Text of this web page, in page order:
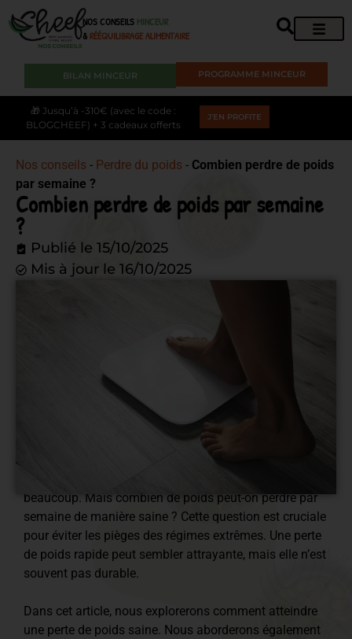
NOS CONSEILS MINCEUR
&RÉÉQUILIBRAGE ALIMENTAIRE
PROGRAMME MINCEUR
BILAN MINCEUR
🎁 Jusqu’à -310€ (avec le code :
BLOGCHEEF) + 3 cadeaux offerts
J'EN PROFITE
Nos conseils - Perdre du poids - Combien perdre de poids
par semaine ?
Combien perdre de poids par semaine
?
Publié le 15/10/2025
Mis à jour le 16/10/2025
beaucoup. Mais combien de poids peut-on perdre par
semaine de manière saine ? Cette question est cruciale
pour éviter les pièges des régimes extrêmes. Une perte
de poids rapide peut sembler attrayante, mais elle n’est
souvent pas durable.
Dans cet article, nous explorerons comment atteindre
une perte de poids saine. Nous aborderons également